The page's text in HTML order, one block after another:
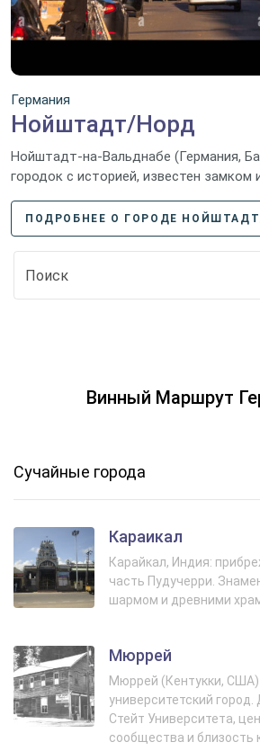
Германия
Нойштадт/Норд
Нойштадт-на-Вальднабе (Германия,
городок с историей, известен замком
ПОДРОБНЕЕ О ГОРОДЕ
Винный Маршрут
Сучайные города
Караикал
Карайкал, Индия:
часть Пудучерри.
шармом и древними
Мюррей
Мюррей (Кентукки,
университетский
Стейт Университета,
сообщества и близость